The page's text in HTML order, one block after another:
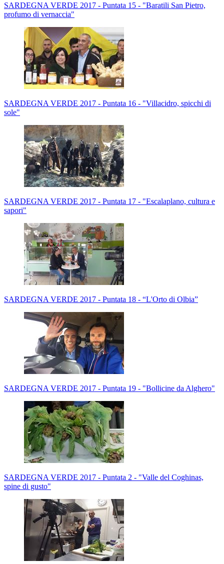
SARDEGNA VERDE 2017 - Puntata 15 - "Baratili San Pietro,
profumo di vernaccia"
SARDEGNA VERDE 2017 - Puntata 16 - "Villacidro, spicchi di
sole"
SARDEGNA VERDE 2017 - Puntata 17 - "Escalaplano, cultura e
sapori"
SARDEGNA VERDE 2017 - Puntata 18 - “L'Orto di Olbia”
SARDEGNA VERDE 2017 - Puntata 19 - "Bollicine da Alghero"
SARDEGNA VERDE 2017 - Puntata 2 - "Valle del Coghinas,
spine di gusto"